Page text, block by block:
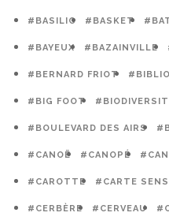
#BASILIC #BASKET
#BAYEUX #BAZAINVILLE
#BERNARD FRIOT
#BIG FOOT
#BOULEVARD DES AIRS
#CANOË #CANOPÉ
#CAROTTE #CARTE
#CERBÈRE #CERVEAU